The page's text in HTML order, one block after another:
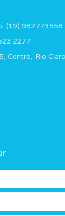
(19) 982773558
Centro, Rio